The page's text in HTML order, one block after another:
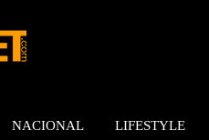
NACIONAL LIFESTYLE